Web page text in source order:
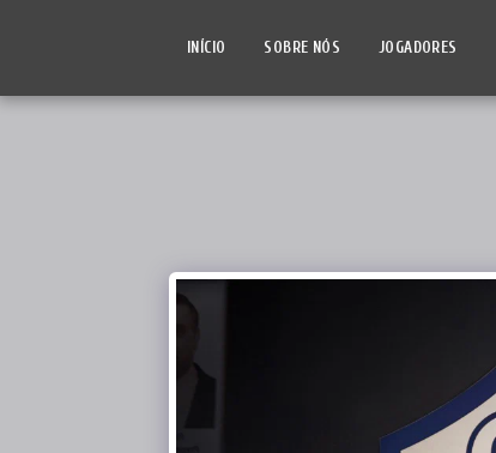
INÍCIO SOBRE NÓS JOGADORES